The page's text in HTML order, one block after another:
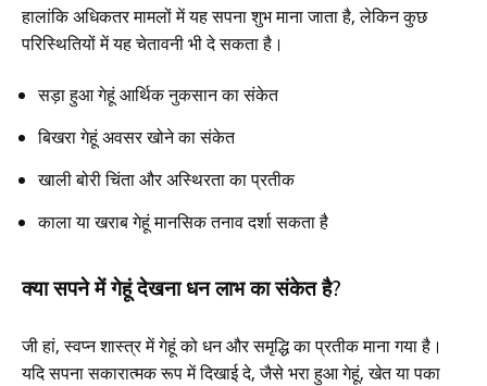
हालांकि अधिकतर मामलों में यह सपना शुभ माना जाता है, लेकिन कुछ
परिस्थितियों में यह चेतावनी भी दे सकता है।
सड़ा हुआ गेहूं आर्थिक नुकसान का संकेत
बिखरा गेहूं अवसर खोने का संकेत
खाली बोरी चिंता और अस्थिरता का प्रतीक
काला या खराब गेहूं मानसिक तनाव दर्शा सकता है
क्या सपने में गेहूं देखना धन लाभ का संकेत है?
जी हां, स्वप्न शास्त्र में गेहूं को धन और समृद्धि का प्रतीक माना गया है।
यदि सपना सकारात्मक रूप में दिखाई दे, जैसे भरा हुआ गेहूं, खेत या पका